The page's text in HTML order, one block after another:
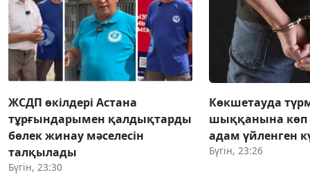
ЖСДП өкілдері Астана
тұрғындарымен қалдықтарды
бөлек жинау мәселесін
талқылады
Бүгін, 23:30
Көкшетауда
шыққанына көп
адам үйленген
Бүгін, 23:26